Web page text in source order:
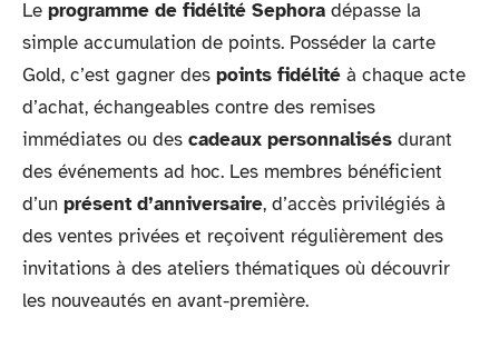
Le programme de fidélité Sephora dépasse la
simple accumulation de points. Posséder la carte
Gold, c’est gagner des points fidélité à chaque acte
d’achat, échangeables contre des remises
immédiates ou des cadeaux personnalisés durant
des événements ad hoc. Les membres bénéficient
d’un présent d’anniversaire, d’accès privilégiés à
des ventes privées et reçoivent régulièrement des
invitations à des ateliers thématiques où découvrir
les nouveautés en avant-première.